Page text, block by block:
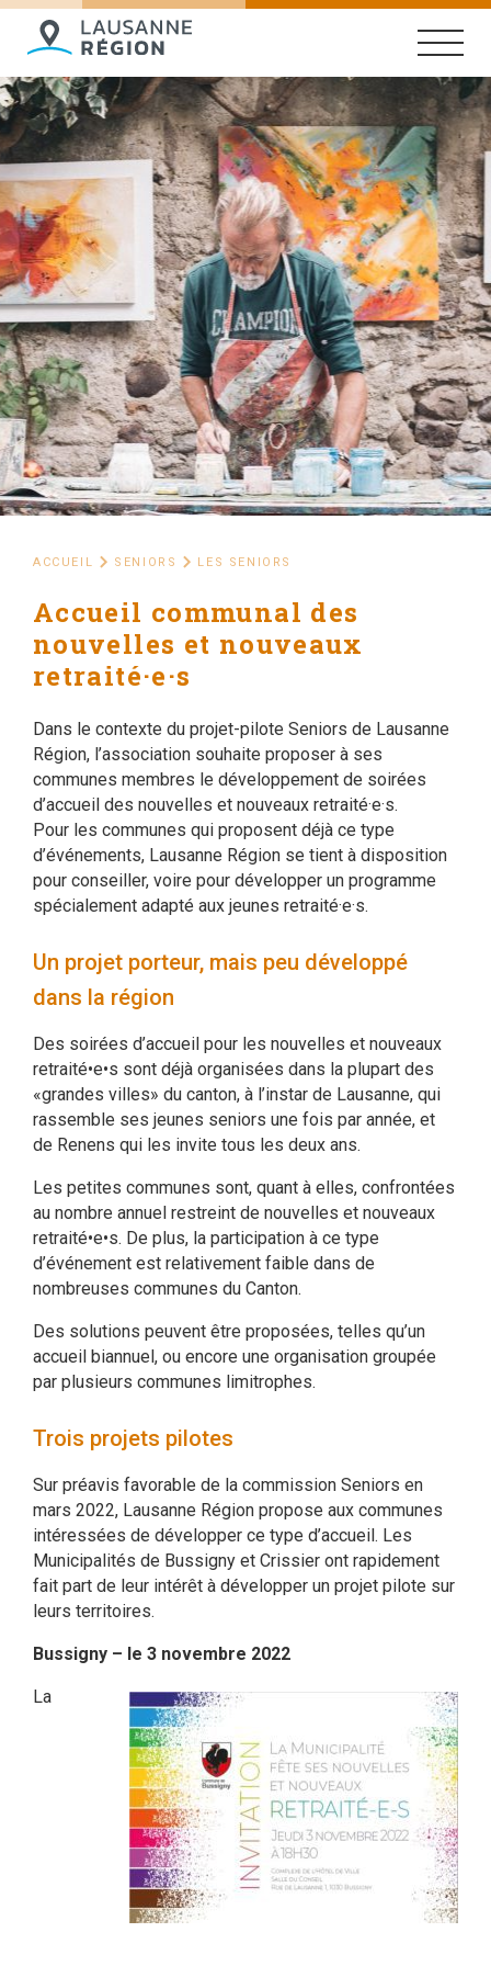
ACCUEIL SENIORS LES SENIORS
Accueil communal des
nouvelles et nouveaux
retraité·e·s
Dans le contexte du projet-pilote Seniors de Lausanne
Région, l’association souhaite proposer à ses
communes membres le développement de soirées
d’accueil des nouvelles et nouveaux retraité·e·s.
Pour les communes qui proposent déjà ce type
d’événements, Lausanne Région se tient à disposition
pour conseiller, voire pour développer un programme
spécialement adapté aux jeunes retraité·e·s.
Un projet porteur, mais peu développé
dans la région
Des soirées d’accueil pour les nouvelles et nouveaux
retraité•e•s sont déjà organisées dans la plupart des
«grandes villes» du canton, à l’instar de Lausanne, qui
rassemble ses jeunes seniors une fois par année, et
de Renens qui les invite tous les deux ans.
Les petites communes sont, quant à elles, confrontées
au nombre annuel restreint de nouvelles et nouveaux
retraité•e•s. De plus, la participation à ce type
d’événement est relativement faible dans de
nombreuses communes du Canton.
Des solutions peuvent être proposées, telles qu’un
accueil biannuel, ou encore une organisation groupée
par plusieurs communes limitrophes.
Trois projets pilotes
Sur préavis favorable de la commission Seniors en
mars 2022, Lausanne Région propose aux communes
intéressées de développer ce type d’accueil. Les
Municipalités de Bussigny et Crissier ont rapidement
fait part de leur intérêt à développer un projet pilote sur
leurs territoires.
Bussigny – le 3 novembre 2022
La